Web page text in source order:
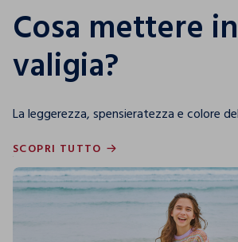
Cosa mettere in
valigia?
La leggerezza, spensieratezza e colore
SCOPRI TUTTO
SCOPRI TUTTO